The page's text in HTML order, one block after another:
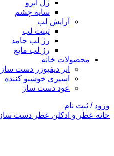
ژل ابرو
سایه چشم
آرایش لب
تینت لب
رژ لب جامد
رژ لب مایع
محصولات خانه
ایر دیفیوزر دست ساز
اسپری خوشبو کننده
عود دست ساز
ورود / ثبت نام
خانه عطر و ادکلن عطر دست ساز